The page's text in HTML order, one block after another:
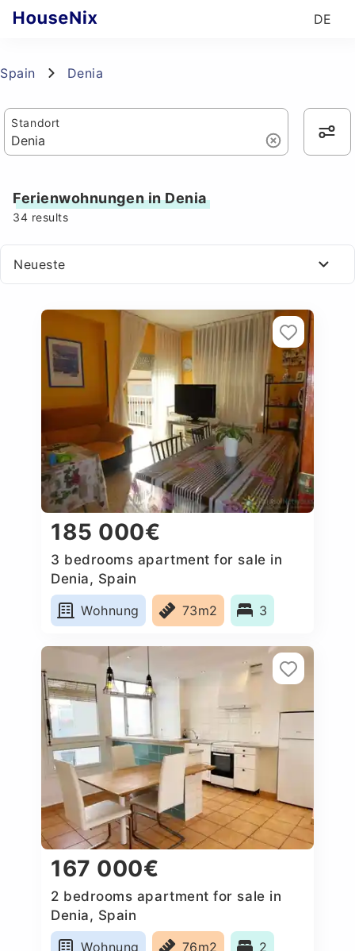
DE
Spain Denia
Standort
Ferienwohnungen in Denia
34 results
Neueste
185 000€
3 bedrooms apartment for sale in
Denia, Spain
Wohnung
73m2 3
167 000€
2 bedrooms apartment for sale in
Denia, Spain
Wohnung
76m2 2